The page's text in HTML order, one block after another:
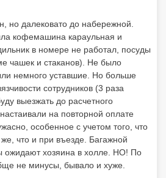
далековато до набережной.
кофемашина караульная и
в номере не работал, посуды
чашек и стаканов). Не было
немного уставшие. Но больше
сотрудников (3 раза
выезжать до расчетного
на повторной оплате
особенное с учетом того, что
что и при въезде. Багажной
ожидают хозяина в холле. НО! По
не минусы, бывало и хуже.